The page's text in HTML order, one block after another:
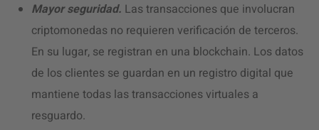
Mayor seguridad. Las transacciones que involucran
criptomonedas no requieren verificación de terceros.
En su lugar, se registran en una blockchain. Los datos
de los clientes se guardan en un registro digital que
mantiene todas las transacciones virtuales a
resguardo.